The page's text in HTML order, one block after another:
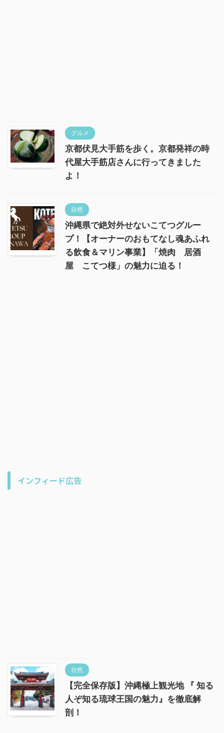
グルメ
京都伏見大手筋を歩く。京都発祥の時
代屋大手筋店さんに行ってきました
よ！
自然
沖縄県で絶対外せないこてつグルー
プ！【オーナーのおもてなし魂あふれ
る飲食＆マリン事業】「焼肉 居酒
屋 こてつ様」の魅力に迫る！
インフィード広告
自然
【完全保存版】沖縄極上観光地 『 知る
人ぞ知る琉球王国の魅力』を徹底解
剖！